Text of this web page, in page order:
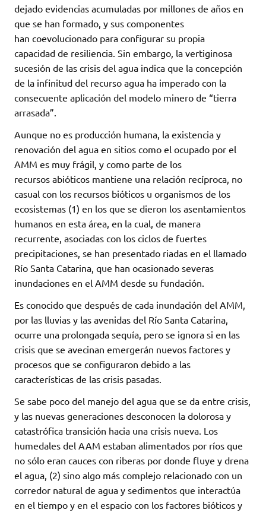
dejado evidencias acumuladas por millones de años en
que se han formado, y sus componentes
han coevolucionado para configurar su propia
capacidad de resiliencia. Sin embargo, la vertiginosa
sucesión de las crisis del agua indica que la concepción
de la infinitud del recurso agua ha imperado con la
consecuente aplicación del modelo minero de “tierra
arrasada”.
Aunque no es producción humana, la existencia y
renovación del agua en sitios como el ocupado por el
AMM es muy frágil, y como parte de los
recursos abióticos mantiene una relación recíproca, no
casual con los recursos bióticos u organismos de los
ecosistemas (1) en los que se dieron los asentamientos
humanos en esta área, en la cual, de manera
recurrente, asociadas con los ciclos de fuertes
precipitaciones, se han presentado riadas en el llamado
Río Santa Catarina, que han ocasionado severas
inundaciones en el AMM desde su fundación.
Es conocido que después de cada inundación del AMM,
por las lluvias y las avenidas del Río Santa Catarina,
ocurre una prolongada sequía, pero se ignora si en las
crisis que se avecinan emergerán nuevos factores y
procesos que se configuraron debido a las
características de las crisis pasadas.
Se sabe poco del manejo del agua que se da entre crisis,
y las nuevas generaciones desconocen la dolorosa y
catastrófica transición hacia una crisis nueva. Los
humedales del AAM estaban alimentados por ríos que
no sólo eran cauces con riberas por donde fluye y drena
el agua, (2) sino algo más complejo relacionado con un
corredor natural de agua y sedimentos que interactúa
en el tiempo y en el espacio con los factores bióticos y